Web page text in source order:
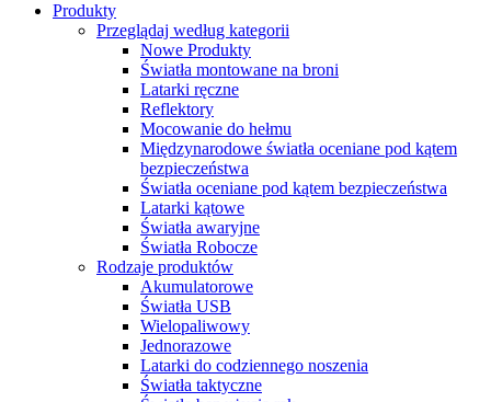
Produkty
Przeglądaj według kategorii
Nowe Produkty
Światła montowane na broni
Latarki ręczne
Reflektory
Mocowanie do hełmu
Międzynarodowe światła oceniane pod kątem
bezpieczeństwa
Światła oceniane pod kątem bezpieczeństwa
Latarki kątowe
Światła awaryjne
Światła Robocze
Rodzaje produktów
Akumulatorowe
Światła USB
Wielopaliwowy
Jednorazowe
Latarki do codziennego noszenia
Światła taktyczne